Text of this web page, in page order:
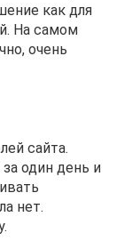
как для
На самом
очень
сайта.
один день и
нет.